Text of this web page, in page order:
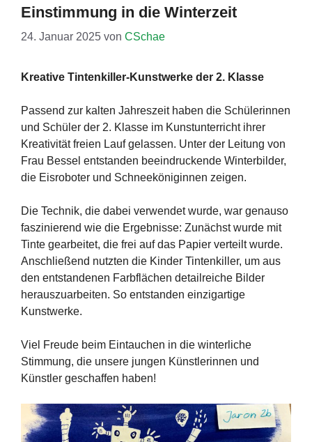
Einstimmung in die Winterzeit
24. Januar 2025 von CSchae
Kreative Tintenkiller-Kunstwerke der 2. Klasse
Passend zur kalten Jahreszeit haben die Schülerinnen
und Schüler der 2. Klasse im Kunstunterricht ihrer
Kreativität freien Lauf gelassen. Unter der Leitung von
Frau Bessel entstanden beeindruckende Winterbilder,
die Eisroboter und Schneeköniginnen zeigen.
Die Technik, die dabei verwendet wurde, war genauso
faszinierend wie die Ergebnisse: Zunächst wurde mit
Tinte gearbeitet, die frei auf das Papier verteilt wurde.
Anschließend nutzten die Kinder Tintenkiller, um aus
den entstandenen Farbflächen detailreiche Bilder
herauszuarbeiten. So entstanden einzigartige
Kunstwerke.
Viel Freude beim Eintauchen in die winterliche
Stimmung, die unsere jungen Künstlerinnen und
Künstler geschaffen haben!